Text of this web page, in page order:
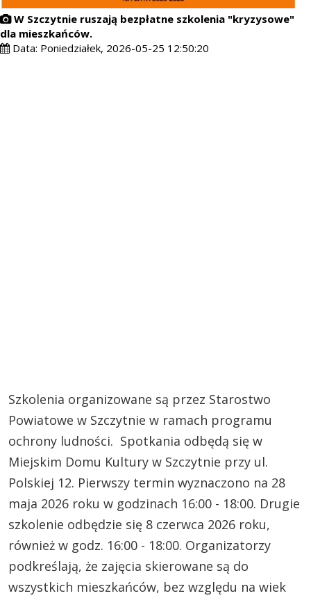
W Szczytnie ruszają bezpłatne szkolenia "kryzysowe"
dla mieszkańców.
Data: Poniedziałek, 2026-05-25 12:50:20
Szkolenia organizowane są przez Starostwo
Powiatowe w Szczytnie w ramach programu
ochrony ludności. Spotkania odbędą się w
Miejskim Domu Kultury w Szczytnie przy ul.
Polskiej 12. Pierwszy termin wyznaczono na 28
maja 2026 roku w godzinach 16:00 - 18:00. Drugie
szkolenie odbędzie się 8 czerwca 2026 roku,
również w godz. 16:00 - 18:00. Organizatorzy
podkreślają, że zajęcia skierowane są do
wszystkich mieszkańców, bez względu na wiek